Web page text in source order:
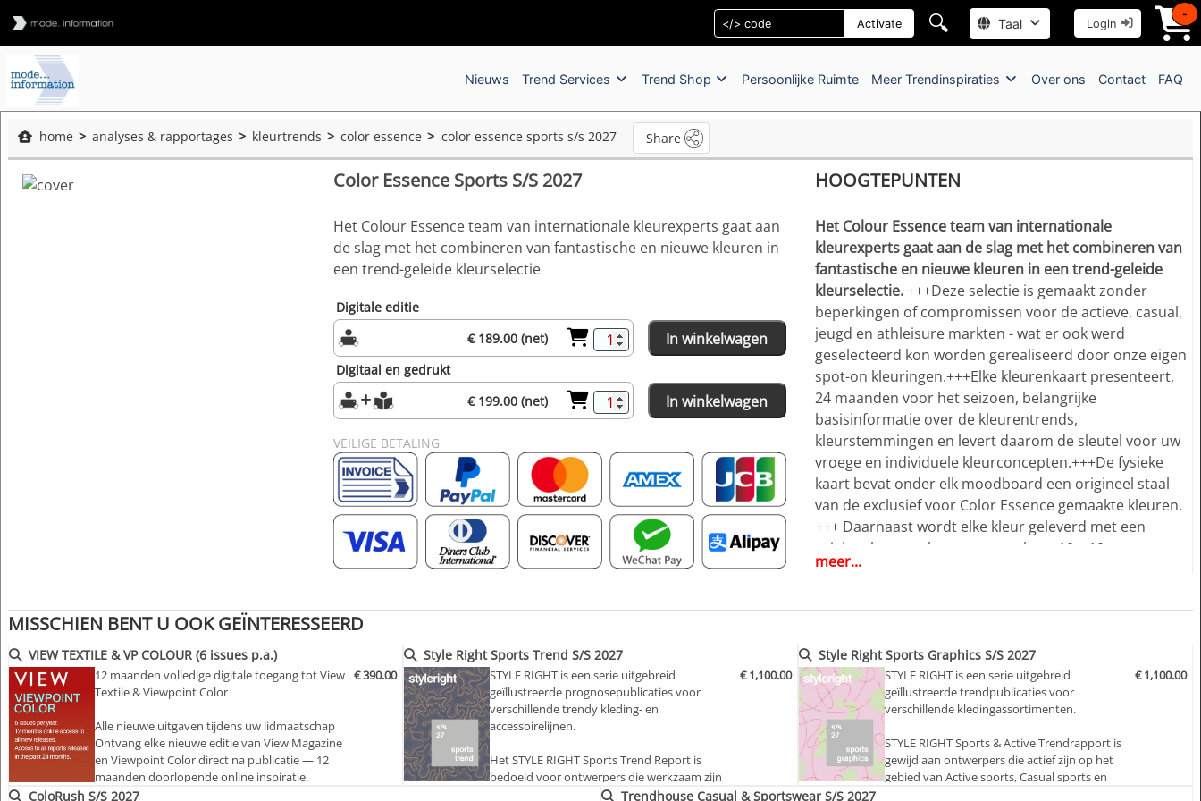
Activate 🔍 Taal Login
-
Nieuws Trend Services Trend Shop Persoonlijke Ruimte Meer Trendinspiraties Over ons Contact FAQ
home analyses & rapportages kleurtrends color essence color essence sports s/s 2027 Share
Color Essence Sports S/S 2027
Het Colour Essence team van internationale kleurexperts gaat aan
de slag met het combineren van fantastische en nieuwe kleuren in
een trend-geleide kleurselectie
Digitale editie
€ 189.00 (net)
In winkelwagen
Digitaal en gedrukt
€ 199.00 (net)
In winkelwagen
VEILIGE BETALING
HOOGTEPUNTEN
Het Colour Essence team van internationale
kleurexperts gaat aan de slag met het combineren van
fantastische en nieuwe kleuren in een trend-geleide
kleurselectie.+++Deze selectie is gemaakt zonder
beperkingen of compromissen voor de actieve, casual,
jeugd en athleisure markten - wat er ook werd
geselecteerd kon worden gerealiseerd door onze eigen
spot-on kleuringen.+++Elke kleurenkaart presenteert,
24 maanden voor het seizoen, belangrijke
basisinformatie over de kleurentrends,
kleurstemmingen en levert daarom de sleutel voor uw
vroege en individuele kleurconcepten.+++De fysieke
kaart bevat onder elk moodboard een origineel staal
van de exclusief voor Color Essence gemaakte kleuren.
+++ Daarnaast wordt elke kleur geleverd met een
origineel, groter katoenen staal van 10 x 10 cm om u
een groter oppervlak van de kleur te laten zien,
kleuren, te gebruiken in uw kleurwerk.+++ Als een
klantenwensen te volgen om de Colour Essence
informatie toegankelijk te hebben, vooral in digitale
vorm, is dit nu gecombineerd met een online toegang
tot www.color-essence.com. +++ De ONLINE TOEGANG
creëert enorme nieuwe mogelijkheden voor de
gebruikers van de Colour Essence prognose. U
profiteert van de "24/7" toegang op elke plaats in de
meer...
MISSCHIEN BENT U OOK GEÏNTERESSEERD
VIEW TEXTILE & VP COLOUR (6 issues p.a.)
12 maanden volledige digitale toegang tot View
Textile & Viewpoint Color
Alle nieuwe uitgaven tijdens uw lidmaatschap
Ontvang elke nieuwe editie van View Magazine
en Viewpoint Color direct na publicatie — 12
maanden doorlopende online inspiratie.
€ 390.00
Style Right Sports Trend S/S 2027
STYLE RIGHT is een serie uitgebreid
geïllustreerde prognosepublicaties voor
verschillende trendy kleding- en
accessoirelijnen.
Het STYLE RIGHT Sports Trend Report is
bedoeld voor ontwerpers die werkzaam zijn
op het gebied van sportartikelen.
€ 1,100.00
Style Right Sports Graphics S/S 2027
STYLE RIGHT is een serie uitgebreid
geïllustreerde trendpublicaties voor
verschillende kledingassortimenten.
STYLE RIGHT Sports & Active Trendrapport is
gewijd aan ontwerpers die actief zijn op het
gebied van Active sports, Casual sports en
€ 1,100.00
ColoRush S/S 2027 Trendhouse Casual & Sportswear S/S 2027